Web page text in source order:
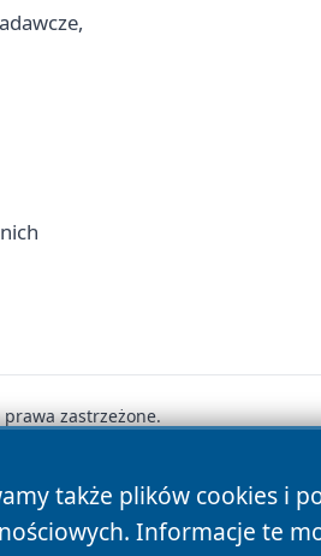
także plików cookies i
Informacje te
zastrzeżone.
Polityka Cookies